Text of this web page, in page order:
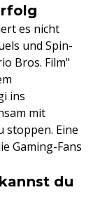
es nicht
und Spin-
Bros. Film"
ins
mit
stoppen. Eine
Gaming-Fans
du